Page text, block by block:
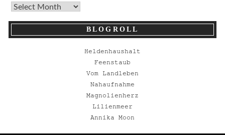
BLOGROLL
Heldenhaushalt
Feenstaub
Vom Landleben
Nahaufnahme
Magnolienherz
Lilienmeer
Annika Moon